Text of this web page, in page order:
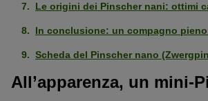
Le origini dei Pinscher nani: ottimi
In conclusione: un compagno
Scheda del Pinscher nano
All’apparenza, un mini-